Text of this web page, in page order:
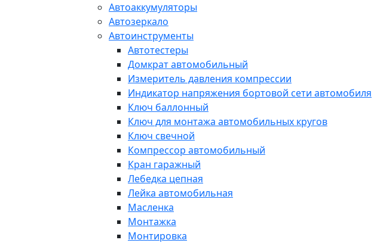
Автоаккумуляторы
Автозеркало
Автоинструменты
Автотестеры
Домкрат автомобильный
Измеритель давления компрессии
Индикатор напряжения бортовой сети автомобиля
Ключ баллонный
Ключ для монтажа автомобильных кругов
Ключ свечной
Компрессор автомобильный
Кран гаражный
Лебедка цепная
Лейка автомобильная
Масленка
Монтажка
Монтировка